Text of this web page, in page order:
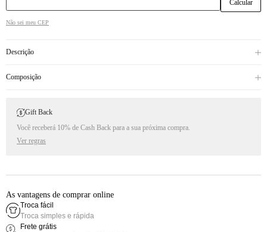
Não sei meu CEP
Descrição
Composição
Gift Back
Você receberá 10% de Cash Back para a sua próxima compra.
Ver regras
As vantagens de comprar online
Troca fácil
Troca simples e rápida
Frete grátis